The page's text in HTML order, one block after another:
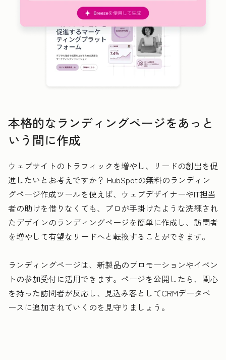
本格的なランディングページをあっと
いう間に作成
ウェブサイトのトラフィックを増やし、リードの創出を促
進したいとお考えですか？ HubSpotの無料のランディン
グページ作成ツールを使えば、ウェブデザイナーやIT担当
者の助けを借りなくても、プロが手掛けたような洗練され
たデザインのランディングページを簡単に作成し、訪問者
を増やして有望なリードへと転換することができます。
ランディングページは、新製品のプロモーションやイベン
トの参加受付に活用できます。ページを公開したら、関心
を持った訪問者が反応し、見込み客としてCRMデータベ
ースに追加されていくのを見守りましょう。